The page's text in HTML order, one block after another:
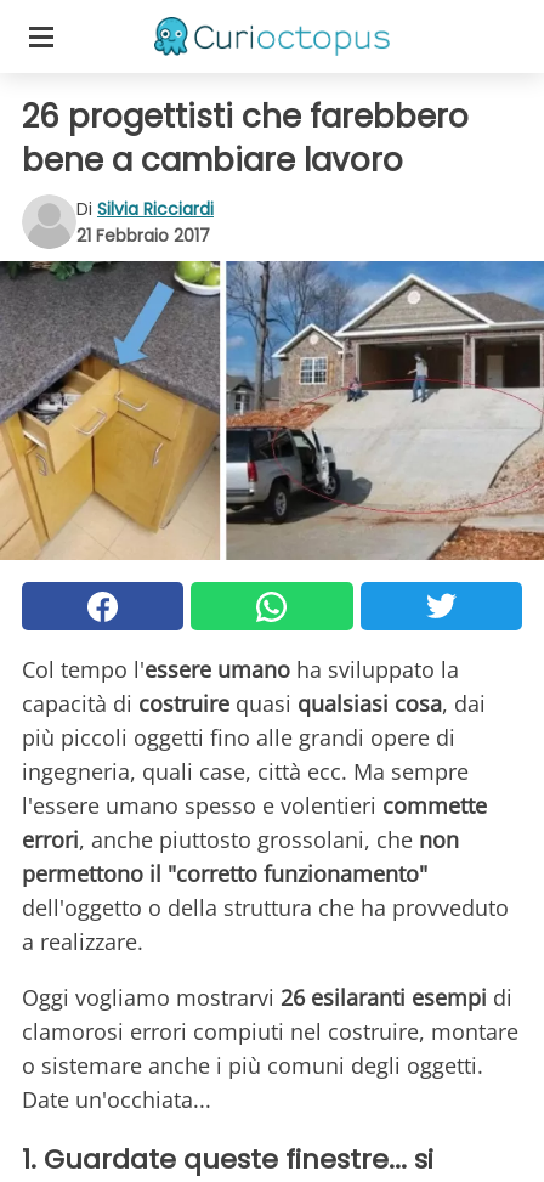
26 progettisti che farebbero
bene a cambiare lavoro
Di Silvia Ricciardi
21 Febbraio 2017
Col tempo l'essere umano ha sviluppato la
capacità di costruire quasi qualsiasi cosa, dai
più piccoli oggetti fino alle grandi opere di
ingegneria, quali case, città ecc. Ma sempre
l'essere umano spesso e volentieri commette
errori, anche piuttosto grossolani, che non
permettono il "corretto funzionamento"
dell'oggetto o della struttura che ha provveduto
a realizzare.
Oggi vogliamo mostrarvi 26 esilaranti esempi di
clamorosi errori compiuti nel costruire, montare
o sistemare anche i più comuni degli oggetti.
Date un'occhiata...
1. Guardate queste finestre... si